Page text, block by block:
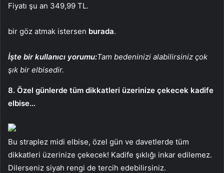
Fiyatı şu an 349,99 TL.
bir göz atmak istersen burada.
İşte bir kullanıcı yorumu:Tam bedeninizi alabilirsiniz çok
şık bir elbisedir.
8. Özel günlerde tüm dikkatleri üzerinize çekecek kadife
elbise…
Bu straplez midi elbise, özel gün ve davetlerde tüm
dikkatleri üzerinize çekecek! Kadife şıklığı inkar edilemez.
Dilerseniz siyah rengi de tercih edebilirsiniz.